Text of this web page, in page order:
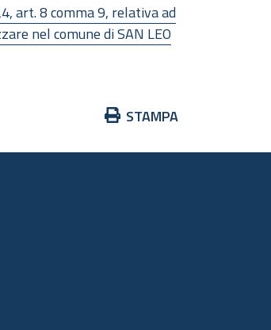
art. 8 comma 9, relativa ad
nel comune di SAN LEO
Azioni
documento
STAMPA